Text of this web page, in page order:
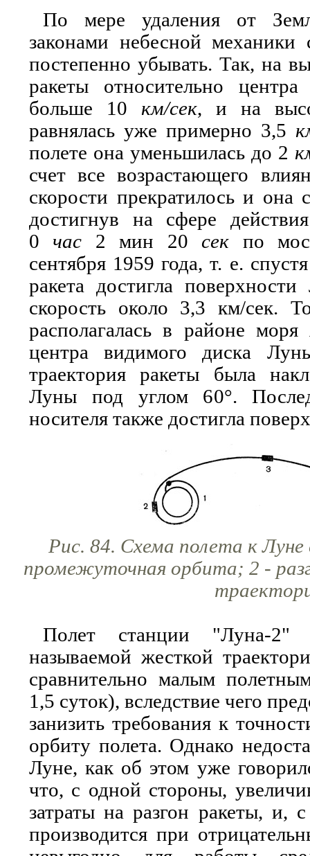
По мере удаления от
законами небесной механики
постепенно убывать. Так, на
ракеты относительно
больше 10 км/сек, и на
равнялась уже примерно 3,5
полете она уменьшилась до 2
счет все возрастающего
скорости прекратилось и она
достигнув на сфере
0 час 2 мин 20 сек по
сентября 1959 года, т. е.
ракета достигла
скорость около 3,3 км/сек.
располагалась в районе
центра видимого диска
траектория ракеты была
Луны под углом 60°.
носителя также достигла
Pис. 84. Схема полета к
промежуточная орбита; 2 -
Полет станции "Луна-2"
называемой жесткой
сравнительно малым
1,5 суток), вследствие чего
занизить требования к
орбиту полета. Однако
Луне, как об этом уже
что, с одной стороны,
затраты на разгон ракеты, и,
производится при